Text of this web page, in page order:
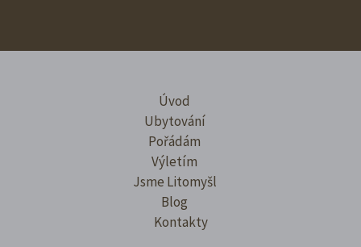
Úvod
Ubytování
Pořádám
Výletím
Jsme Litomyšl
Blog
Kontakty